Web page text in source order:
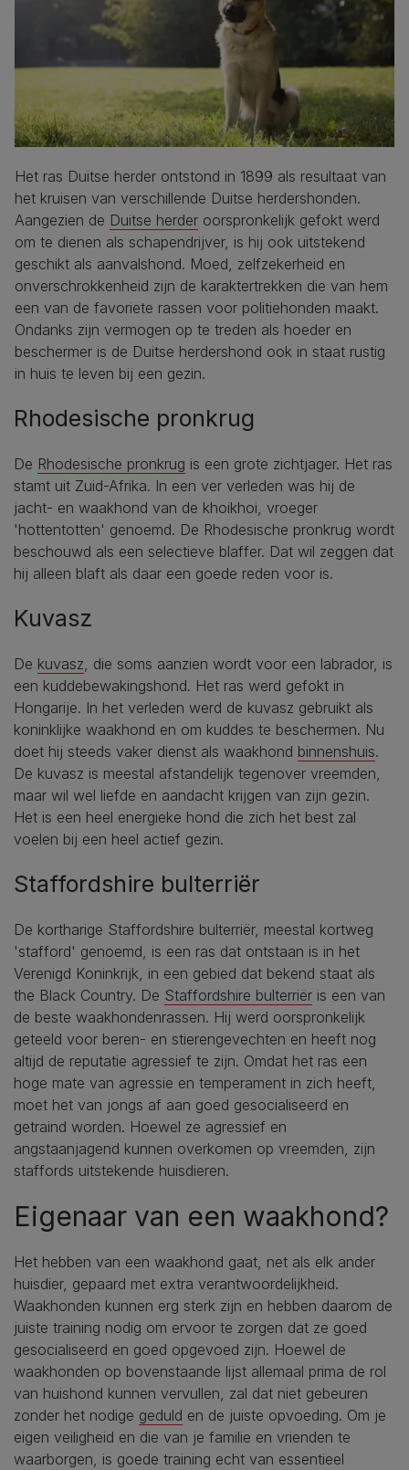
Het ras Duitse herder ontstond in 1899 als resultaat van
het kruisen van verschillende Duitse herdershonden.
Aangezien de Duitse herder oorspronkelijk gefokt werd
om te dienen als schapendrijver, is hij ook uitstekend
geschikt als aanvalshond. Moed, zelfzekerheid en
onverschrokkenheid zijn de karaktertrekken die van hem
een van de favoriete rassen voor politiehonden maakt.
Ondanks zijn vermogen op te treden als hoeder en
beschermer is de Duitse herdershond ook in staat rustig
in huis te leven bij een gezin.
Rhodesische pronkrug
De Rhodesische pronkrug is een grote zichtjager. Het ras
stamt uit Zuid-Afrika. In een ver verleden was hij de
jacht- en waakhond van de khoikhoi, vroeger
'hottentotten' genoemd. De Rhodesische pronkrug wordt
beschouwd als een selectieve blaffer. Dat wil zeggen dat
hij alleen blaft als daar een goede reden voor is.
Kuvasz
De kuvasz, die soms aanzien wordt voor een labrador, is
een kuddebewakingshond. Het ras werd gefokt in
Hongarije. In het verleden werd de kuvasz gebruikt als
koninklijke waakhond en om kuddes te beschermen. Nu
doet hij steeds vaker dienst als waakhond binnenshuis.
De kuvasz is meestal afstandelijk tegenover vreemden,
maar wil wel liefde en aandacht krijgen van zijn gezin.
Het is een heel energieke hond die zich het best zal
voelen bij een heel actief gezin.
Staffordshire bulterriër
De kortharige Staffordshire bulterriër, meestal kortweg
'stafford' genoemd, is een ras dat ontstaan is in het
Verenigd Koninkrijk, in een gebied dat bekend staat als
the Black Country. De Staffordshire bulterriër is een van
de beste waakhondenrassen. Hij werd oorspronkelijk
geteeld voor beren- en stierengevechten en heeft nog
altijd de reputatie agressief te zijn. Omdat het ras een
hoge mate van agressie en temperament in zich heeft,
moet het van jongs af aan goed gesocialiseerd en
getraind worden. Hoewel ze agressief en
angstaanjagend kunnen overkomen op vreemden, zijn
staffords uitstekende huisdieren.
Eigenaar van een waakhond?
Het hebben van een waakhond gaat, net als elk ander
huisdier, gepaard met extra verantwoordelijkheid.
Waakhonden kunnen erg sterk zijn en hebben daarom de
juiste training nodig om ervoor te zorgen dat ze goed
gesocialiseerd en goed opgevoed zijn. Hoewel de
waakhonden op bovenstaande lijst allemaal prima de rol
van huishond kunnen vervullen, zal dat niet gebeuren
zonder het nodige geduld en de juiste opvoeding. Om je
eigen veiligheid en die van je familie en vrienden te
waarborgen, is goede training echt van essentieel